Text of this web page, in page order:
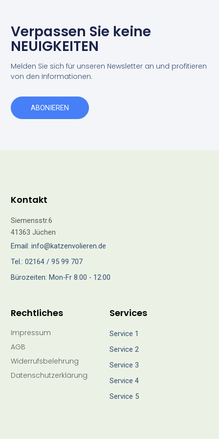
Verpassen Sie keine
NEUIGKEITEN
Melden Sie sich für unseren Newsletter an und profitieren
von den Informationen.
ABONIEREN
Services
Service 1
Service 2
Service 3
Service 4
Service 5
Rechtliches
Impressum
AGB
Widerrufsbelehrung
Datenschutzerklärung
Kontakt
Siemensstr.6
41363 Jüchen
Email: info@katzenvolieren.de
Tel.: 02164 / 95 99 707
Bürozeiten: Mon-Fr 8:00 - 12:00